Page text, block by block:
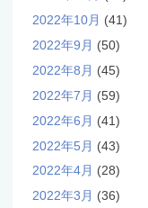
2022年10月 (41)
2022年9月 (50)
2022年8月 (45)
2022年7月 (59)
2022年6月 (41)
2022年5月 (43)
2022年4月 (28)
2022年3月 (36)